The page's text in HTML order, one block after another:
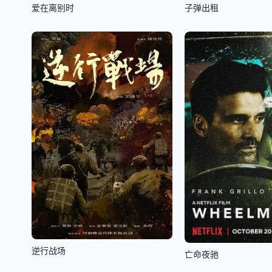
爱在离别时 子弹出租
逆行战场 亡命夜驰